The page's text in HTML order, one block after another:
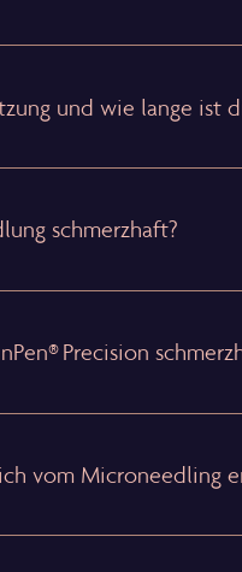
und wie lange ist
schmerzhaft?
Precision
vom Microneedling